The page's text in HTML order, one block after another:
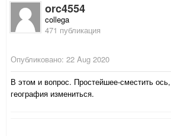
orc4554
collega
471 публикация
Опубликовано: 22 Aug 2020
В этом и вопрос. Простейшее-сместить
география измениться.